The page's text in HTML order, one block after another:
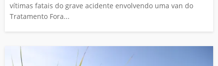
vítimas fatais do grave acidente envolvendo uma van do
Tratamento Fora...